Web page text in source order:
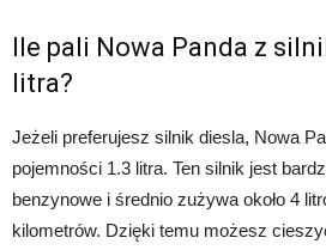
Ile pali Nowa Panda z
litra?
Jeżeli preferujesz silnik diesla, Nowa
pojemności 1.3 litra. Ten silnik jest
benzynowe i średnio zużywa około 4
kilometrów. Dzięki temu możesz